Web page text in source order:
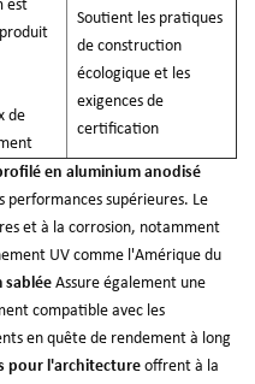
est
de
Soutient les pratiques
de construction
écologique et les
exigences de
certification
en aluminium anodisé
performances supérieures. Le
et à la corrosion, notamment
UV comme l'Amérique du
sablée Assure également une
compatible avec les
en quête de rendement à long
pour l'architecture offrent à la